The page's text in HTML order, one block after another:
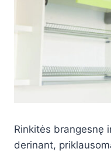
Rinkitės brangesnę
derinant,